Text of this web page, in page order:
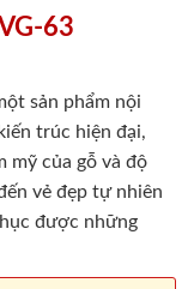
63
sản phẩm nội
trúc hiện đại,
mỹ của gỗ và độ
vẻ đẹp tự nhiên
được những